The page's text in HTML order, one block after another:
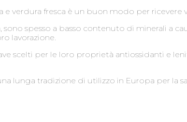
verdura fresca è un buon modo per ricevere
spesso a basso contenuto di minerali a
lavorazione.
scelti per le loro proprietà antiossidanti e
lunga tradizione di utilizzo in Europa per la